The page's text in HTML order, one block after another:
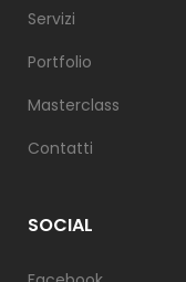
Servizi
Portfolio
Masterclass
Contatti
SOCIAL